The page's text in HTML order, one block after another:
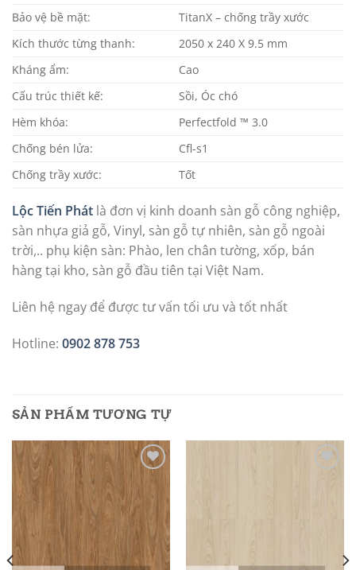
Bảo vệ bề mặt:
TitanX – chống trầy xước
Kích thước từng thanh:
2050 x 240 X 9.5 mm
Kháng ẩm:
Cao
Cấu trúc thiết kế:
Sồi, Óc chó
Hèm khóa:
Perfectfold ™ 3.0
Chống bén lửa:
Cfl-s1
Chống trầy xước:
Tốt
Lộc Tiến Phát là đơn vị kinh doanh sàn gỗ công nghiệp,
sàn nhựa giả gỗ, Vinyl, sàn gỗ tự nhiên, sàn gỗ ngoài
trời,.. phụ kiện sàn: Phào, len chân tường, xốp, bán
hàng tại kho, sàn gỗ đầu tiên tại Việt Nam.
Liên hệ ngay để được tư vấn tối ưu và tốt nhất
Hotline: 0902 878 753
SẢN PHẨM TƯƠNG TỰ
Add to